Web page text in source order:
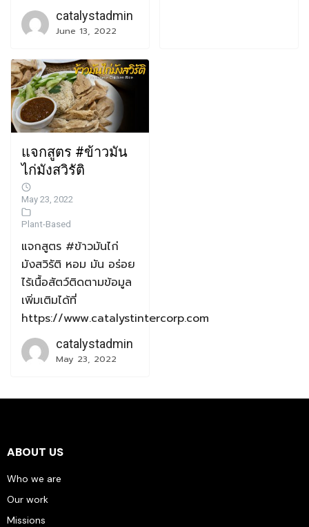
catalystadmin
June 13, 2022
แจกสูตร #ข้าวมัน
ไก่มังสวิรัติ
May 23, 2022
Plant-Based
แจกสูตร #ข้าวมันไก่
มังสวิรัติ หอม มัน อร่อย
ไร้เนื้อสัตว์ติดตามข้อมูล
เพิ่มเติมได้ที่
https://www.catalystintercorp.com
catalystadmin
May 23, 2022
ABOUT US
Who we are
Our work
Missions